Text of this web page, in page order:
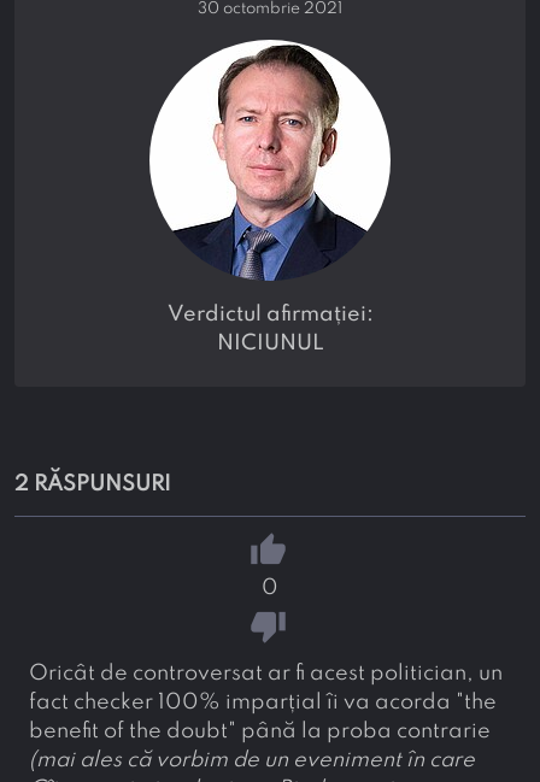
30 octombrie 2021
verdictul afirmației:
NICIUNUL
2 RĂSPUNSURI
thumb_up
0
thumb_down
Oricât de controversat ar fi acest politician, un
fact checker 100% imparțial îi va acorda "the
benefit of the doubt" până la proba contrarie
(mai ales că vorbim de un eveniment în care